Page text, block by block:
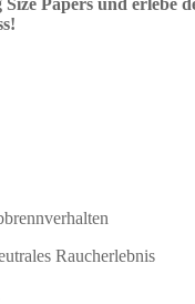
Raucherlebnis